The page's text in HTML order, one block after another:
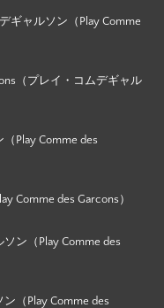
ギャルソン（Play Comme
（プレイ・コムデギャル
Play Comme des
Comme des Garcons）
ン（Play Comme des
（Play Comme des